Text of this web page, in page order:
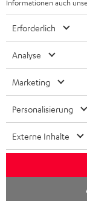
YAMAHA CD-
Hochwertiger
319,‐€
379,‐€Letzter
Informationen auch
Erforderlich
Analyse
Marketing
Personalisierung
Externe Inhalte